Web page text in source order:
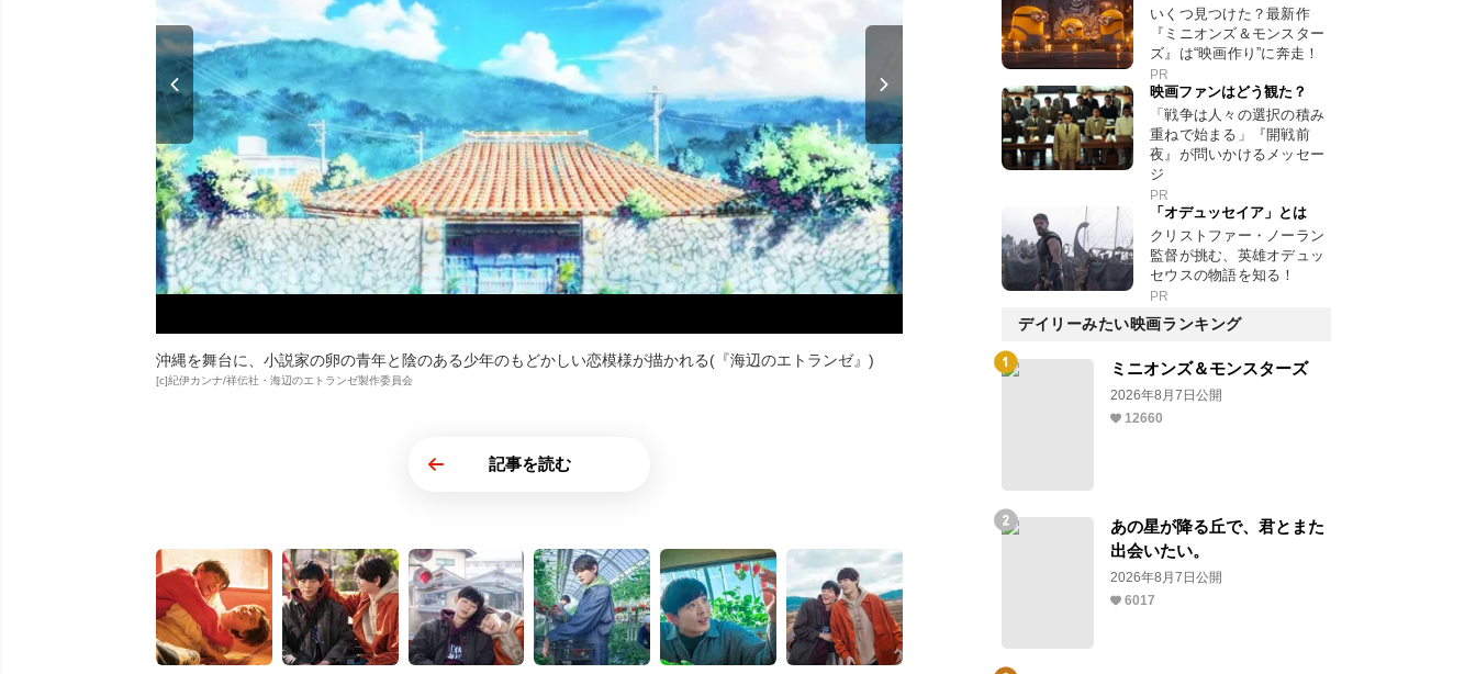
沖縄を舞台に、小説家の卵の青年と陰のある少年のもどかしい恋模様が描かれる(『海辺のエトランゼ』)
[c]紀伊カンナ/祥伝社・海辺のエトランゼ製作委員会
記事を読む
いくつ見つけた？最新作
『ミニオンズ＆モンスター
ズ』は“映画作り”に奔走！
PR
映画ファンはどう観た？
「戦争は人々の選択の積み
重ねで始まる」『開戦前
夜』が問いかけるメッセー
ジ
PR
「オデュッセイア」とは
クリストファー・ノーラン
監督が挑む、英雄オデュッ
セウスの物語を知る！
PR
デイリーみたい映画ランキング
ミニオンズ＆モンスターズ
2026年8月7日公開
12660
あの星が降る丘で、君とまた
出会いたい。
2026年8月7日公開
6017